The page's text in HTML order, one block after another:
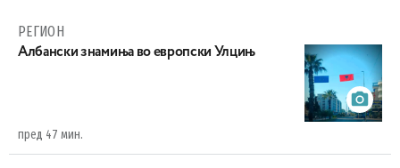
РЕГИОН
Aлбански знамиња во европски Улцињ
пред 47 мин.